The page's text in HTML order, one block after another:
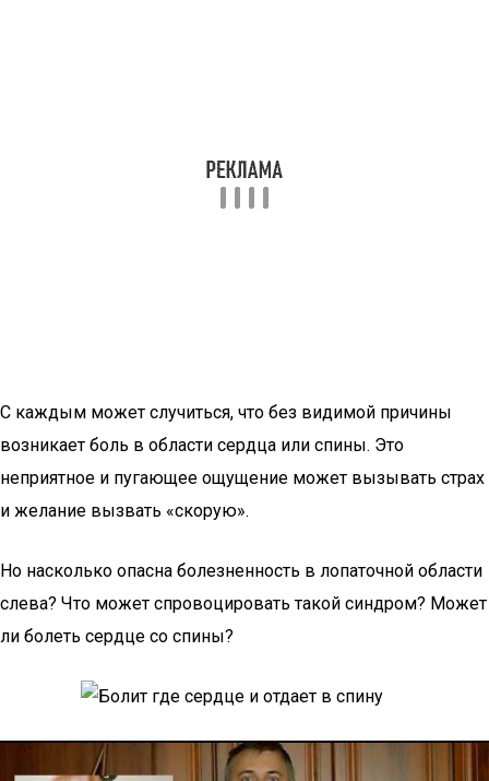
С каждым может случиться, что без видимой причины
возникает боль в области сердца или спины. Это
неприятное и пугающее ощущение может вызывать страх
и желание вызвать «скорую».
Но насколько опасна болезненность в лопаточной области
слева? Что может спровоцировать такой синдром? Может
ли болеть сердце со спины?